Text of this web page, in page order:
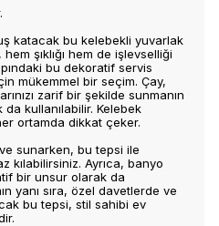
katacak bu kelebekli yuvarlak
şıklığı hem de işlevselliği
bu dekoratif servis
mükemmel bir seçim. Çay,
zarif bir şekilde sunmanın
da kullanılabilir. Kelebek
ortamda dikkat çeker.
sunarken, bu tepsi ile
kılabilirsiniz. Ayrıca, banyo
bir unsur olarak da
yanı sıra, özel davetlerde ve
bu tepsi, stil sahibi ev